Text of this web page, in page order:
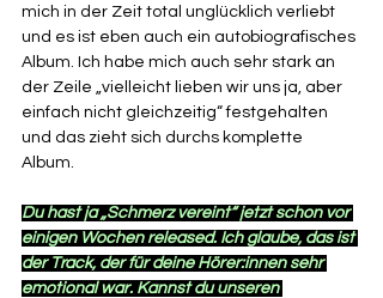
mich in der Zeit total unglücklich verliebt
und es ist eben auch ein autobiografisches
Album. Ich habe mich auch sehr stark an
der Zeile „vielleicht lieben wir uns ja, aber
einfach nicht gleichzeitig“ festgehalten
und das zieht sich durchs komplette
Album.
Du hast ja „Schmerz vereint“ jetzt schon vor
einigen Wochen released. Ich glaube, das ist
der Track, der für deine Hörer:innen sehr
emotional war. Kannst du unseren